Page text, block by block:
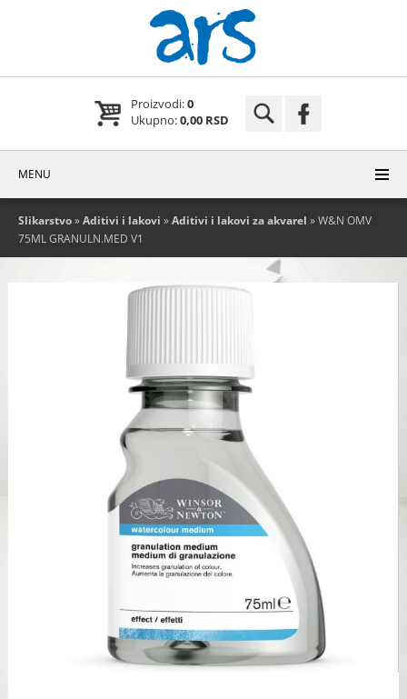
Proizvodi:0
Ukupno:0,00 RSD
MENU
Slikarstvo»Aditivi i lakovi »Aditivi i lakovi za akvarel » W&N OMV
75ML GRANULN.MED V1